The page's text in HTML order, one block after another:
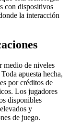
con dispositivos
la interacción
medio de niveles
apuesta hecha,
por créditos de
Los jugadores
disponibles
y
de juego.